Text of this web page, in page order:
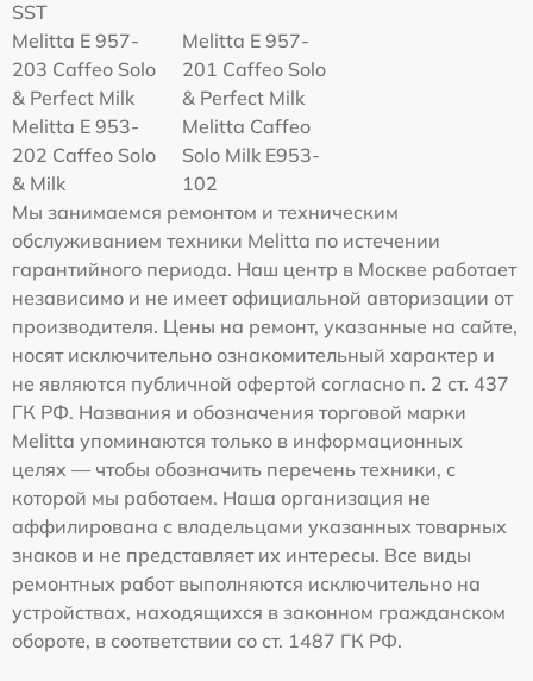
SST
Melitta E 957-
203 Caffeo Solo
& Perfect Milk
Melitta E 957-
201 Caffeo Solo
& Perfect Milk
Melitta Е 953-
202 Caffeo Solo
& Milk
Melitta Caffeo
Solo Milk E953-
102
Мы занимаемся ремонтом и техническим
обслуживанием техники Melitta по истечении
гарантийного периода. Наш центр в Москве работает
независимо и не имеет официальной авторизации от
производителя. Цены на ремонт, указанные на сайте,
носят исключительно ознакомительный характер и
не являются публичной офертой согласно п. 2 ст. 437
ГК РФ. Названия и обозначения торговой марки
Melitta упоминаются только в информационных
целях — чтобы обозначить перечень техники, с
которой мы работаем. Наша организация не
аффилирована с владельцами указанных товарных
знаков и не представляет их интересы. Все виды
ремонтных работ выполняются исключительно на
устройствах, находящихся в законном гражданском
обороте, в соответствии со ст. 1487 ГК РФ.